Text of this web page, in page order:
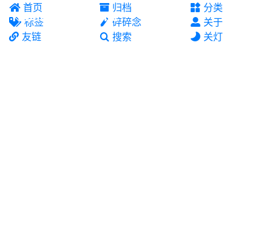
Yuban10703's site
首页 归档
分类
标签
碎碎念
关于
友链
搜索 关灯